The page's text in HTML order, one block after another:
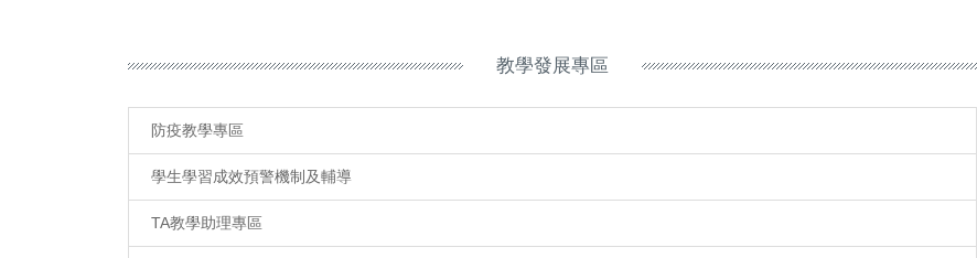
教學發展專區
防疫教學專區
學生學習成效預警機制及輔導
TA教學助理專區